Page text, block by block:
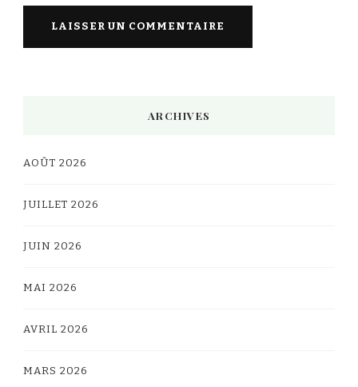
ARCHIVES
AOÛT 2026
JUILLET 2026
JUIN 2026
MAI 2026
AVRIL 2026
MARS 2026